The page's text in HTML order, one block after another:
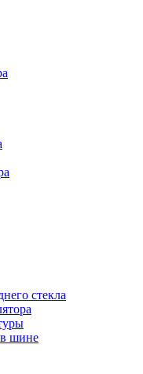
стекла
в шине